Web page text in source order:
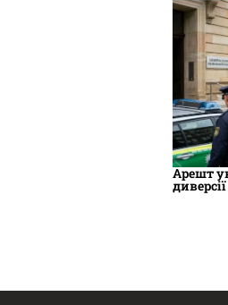
Арешт